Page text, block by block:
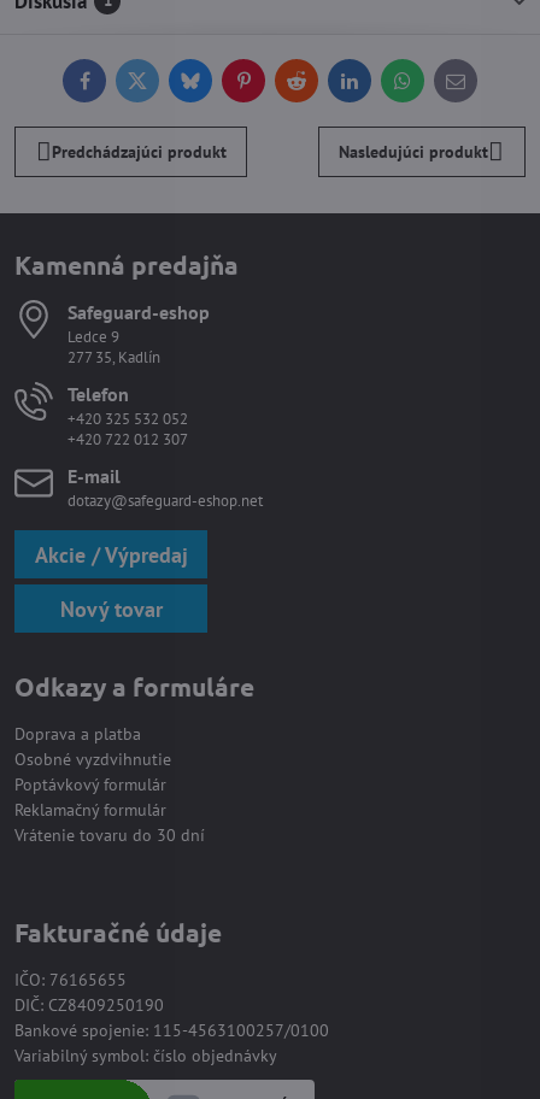
FacebookTwitterBlueskyPinterestReddit LinkedInWhatsApp
E-
mail
Predchádzajúci produkt Nasledujúci produkt
Kamenná predajňa
Safeguard-eshop
Ledce 9
277 35, Kadlín
Telefon
+420 325 532 052
+420 722 012 307
E-mail
dotazy@safeguard-eshop.net
Akcie / Výpredaj
Nový tovar
Odkazy a formuláre
Doprava a platba
Osobné vyzdvihnutie
Poptávkový formulár
Reklamačný formulár
Vrátenie tovaru do 30 dní
Fakturačné údaje
IČO: 76165655
DIČ: CZ8409250190
Bankové spojenie: 115-4563100257/0100
Variabilný symbol: číslo objednávky